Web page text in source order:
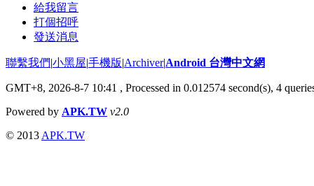
給我留言
打個招呼
發送消息
聯繫我們|小黑屋|手機版|Archiver|Android 台灣中文網
GMT+8, 2026-8-7 10:41 , Processed in 0.012574 second(s), 4
Powered by APK.TW v2.0
© 2013 APK.TW